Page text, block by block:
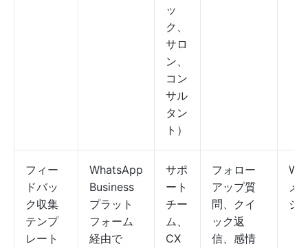
ッ
ク、
サロ
ン、
コン
サル
タン
ト）
フィー
ドバッ
ク収集
テンプ
レート
WhatsApp
Business
プラット
フォーム
経由で
サポ
ート
チー
ム、
CX
フォロー
アップ質
問、クイ
ック返
信、感情
メ
ジ